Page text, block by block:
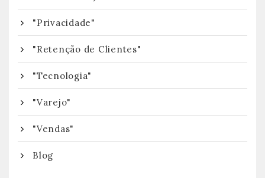
"Privacidade"
"Retenção de Clientes"
"Tecnologia"
"Varejo"
"Vendas"
Blog